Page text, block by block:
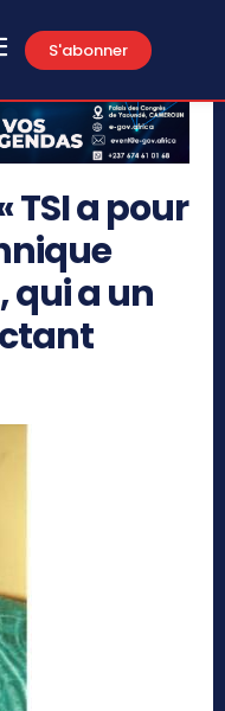
S'abonner
TSI a pour
qui a un